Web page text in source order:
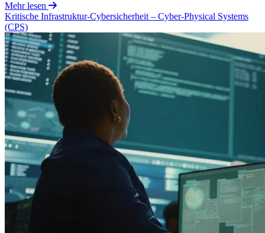
Mehr lesen
Kritische Infrastruktur-Cybersicherheit – Cyber-Physical Systems
(CPS)